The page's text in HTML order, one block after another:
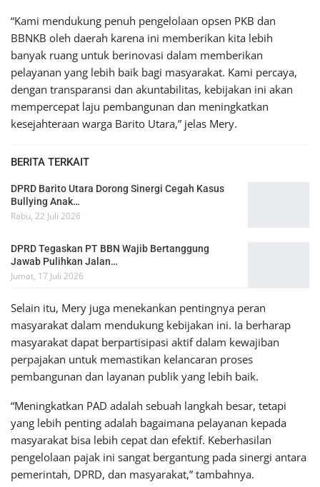
“Kami mendukung penuh pengelolaan opsen PKB dan
BBNKB oleh daerah karena ini memberikan kita lebih
banyak ruang untuk berinovasi dalam memberikan
pelayanan yang lebih baik bagi masyarakat. Kami percaya,
dengan transparansi dan akuntabilitas, kebijakan ini akan
mempercepat laju pembangunan dan meningkatkan
kesejahteraan warga Barito Utara,” jelas Mery.
BERITA TERKAIT
DPRD Barito Utara Dorong Sinergi Cegah Kasus
Bullying Anak…
Rabu, 22 Juli 2026
DPRD Tegaskan PT BBN Wajib Bertanggung
Jawab Pulihkan Jalan…
Jumat, 17 Juli 2026
Selain itu, Mery juga menekankan pentingnya peran
masyarakat dalam mendukung kebijakan ini. Ia berharap
masyarakat dapat berpartisipasi aktif dalam kewajiban
perpajakan untuk memastikan kelancaran proses
pembangunan dan layanan publik yang lebih baik.
“Meningkatkan PAD adalah sebuah langkah besar, tetapi
yang lebih penting adalah bagaimana pelayanan kepada
masyarakat bisa lebih cepat dan efektif. Keberhasilan
pengelolaan pajak ini sangat bergantung pada sinergi antara
pemerintah, DPRD, dan masyarakat,” tambahnya.